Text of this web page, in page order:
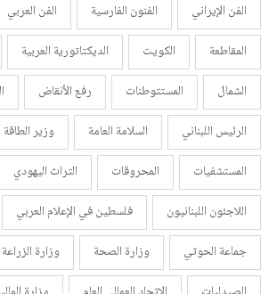
الفن الإيراني
الفنون الفارسية الفن العربي
المقاطعة
الكويت الديكتاتورية العربية
الشمال
المستتوطنات رفع الأنقاض
الرئيس اللبناني
السلامة العامة وزير الطاقة
المستشفيات
المحروقات التراث اليهودي
اللاجئون اللبنانيون
فلسطين في الإعلام العربي
جماعة الحوثي
وزارة الصحة وزارة الزراعة